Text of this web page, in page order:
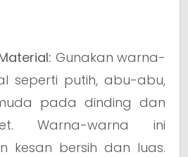
Gunakan warna-
seperti putih, abu-abu,
pada dinding dan
Warna-warna ini
kesan bersih dan luas.